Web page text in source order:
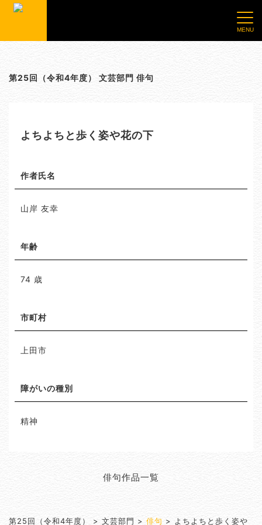
第25回（令和4年度） 文芸部門 俳句
よちよちと歩く姿や花の下
作者氏名
山岸 友幸
年齢
74 歳
市町村
上田市
障がいの種別
精神
俳句作品一覧
第25回（令和4年度） > 文芸部門 > 俳句 > よちよちと歩く姿や